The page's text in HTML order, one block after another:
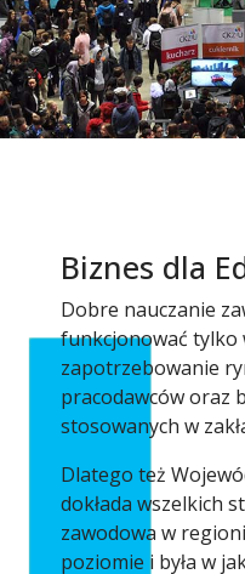
Biznes dla
Dobre nauczanie
funkcjonować tylko
zapotrzebowanie
pracodawców oraz
stosowanych w
Dlatego też
dokłada wszelkich
zawodowa w
poziomie i była w